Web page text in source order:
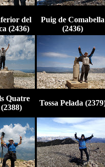
del
(2436)
Puig de Comabella
(2436)
Quatre
Tossa Pelada